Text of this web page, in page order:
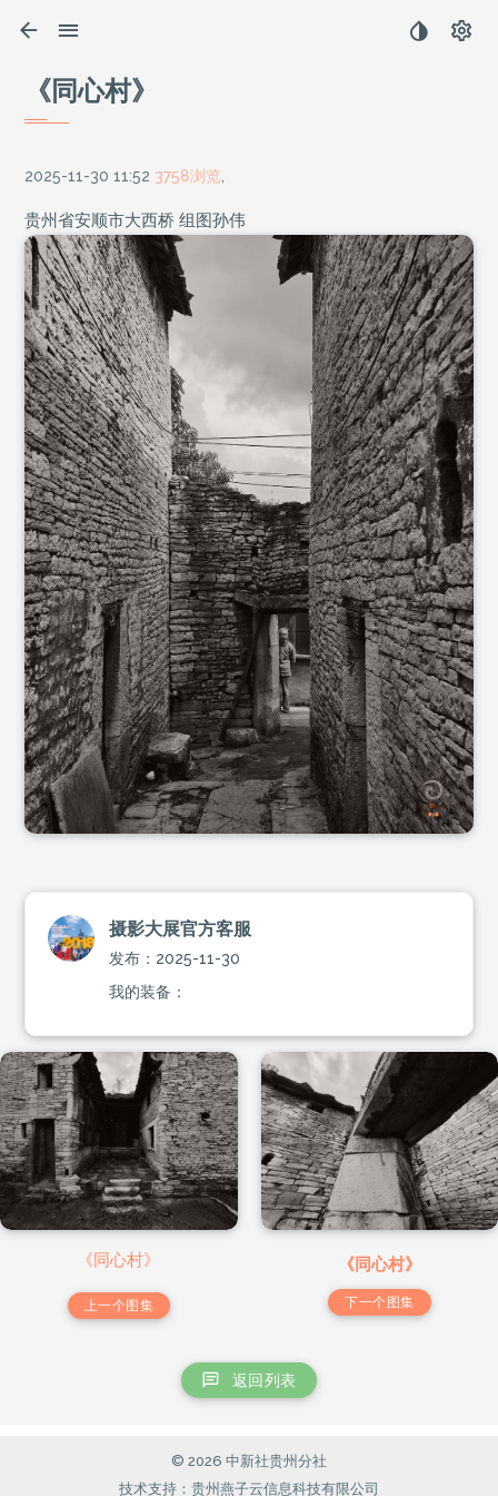
《同心村》
2025-11-30 11:52 3758浏览
贵州省安顺市大西桥 组图孙伟
摄影大展官方客服
发布：2025-11-30
我的装备：
《同心村》
上一个图集
《同心村》
下一个图集
返回列表
© 2026 中新社贵州分社
技术支持：贵州燕子云信息科技有限公司